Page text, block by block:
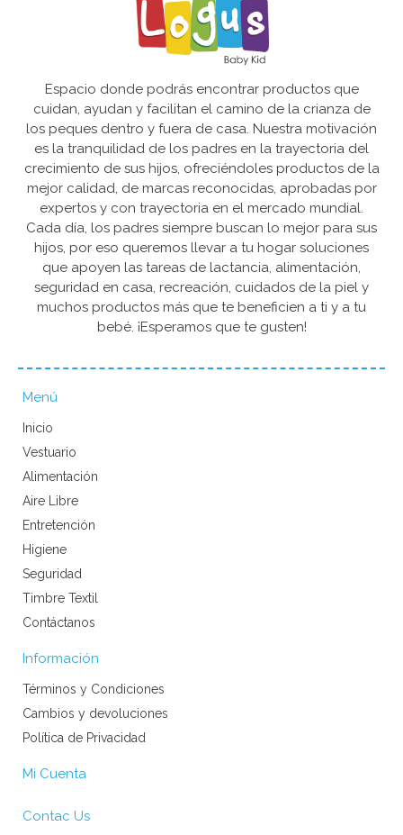
Espacio donde podrás encontrar productos que
cuidan, ayudan y facilitan el camino de la crianza de
los peques dentro y fuera de casa. Nuestra motivación
es la tranquilidad de los padres en la trayectoria del
crecimiento de sus hijos, ofreciéndoles productos de la
mejor calidad, de marcas reconocidas, aprobadas por
expertos y con trayectoria en el mercado mundial.
Cada día, los padres siempre buscan lo mejor para sus
hijos, por eso queremos llevar a tu hogar soluciones
que apoyen las tareas de lactancia, alimentación,
seguridad en casa, recreación, cuidados de la piel y
muchos productos más que te beneficien a ti y a tu
bebé. ¡Esperamos que te gusten!
Menú
Inicio
Vestuario
Alimentación
Aire Libre
Entretención
Higiene
Seguridad
Timbre Textil
Contáctanos
Información
Términos y Condiciones
Cambios y devoluciones
Política de Privacidad
Mi Cuenta
Contac Us